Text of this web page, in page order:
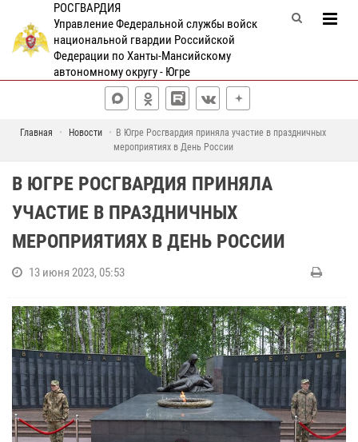
РОСГВАРДИЯ
Управление Федеральной службы войск
национальной гвардии Российской
Федерации по Ханты-Мансийскому
автономному округу - Югре
Главная Новости
В Югре Росгвардия приняла участие в праздничных
мероприятиях в День России
В ЮГРЕ РОСГВАРДИЯ ПРИНЯЛА
УЧАСТИЕ В ПРАЗДНИЧНЫХ
МЕРОПРИЯТИЯХ В ДЕНЬ РОССИИ
13 июня 2023, 05:53